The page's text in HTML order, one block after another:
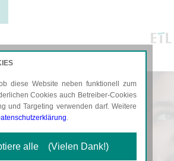
KARRIERE
diese Website neben funktionell zum
Cookies auch Betreiber-Cookies
und Targeting verwenden darf. Weitere
.
alle (Vielen Dank!)